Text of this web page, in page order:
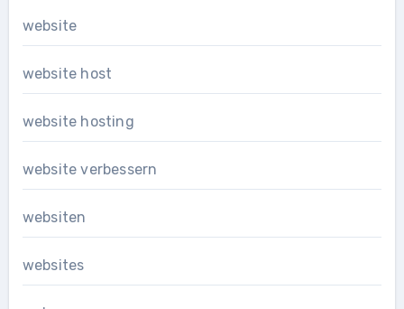
website
website host
website hosting
website verbessern
websiten
websites